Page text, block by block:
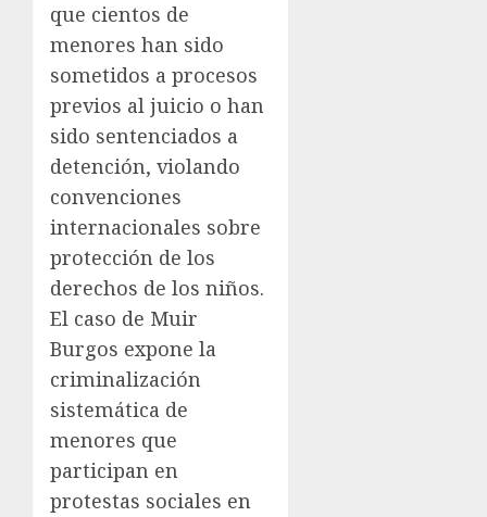
que cientos de
menores han sido
sometidos a procesos
previos al juicio o han
sido sentenciados a
detención, violando
convenciones
internacionales sobre
protección de los
derechos de los niños.
El caso de Muir
Burgos expone la
criminalización
sistemática de
menores que
participan en
protestas sociales en